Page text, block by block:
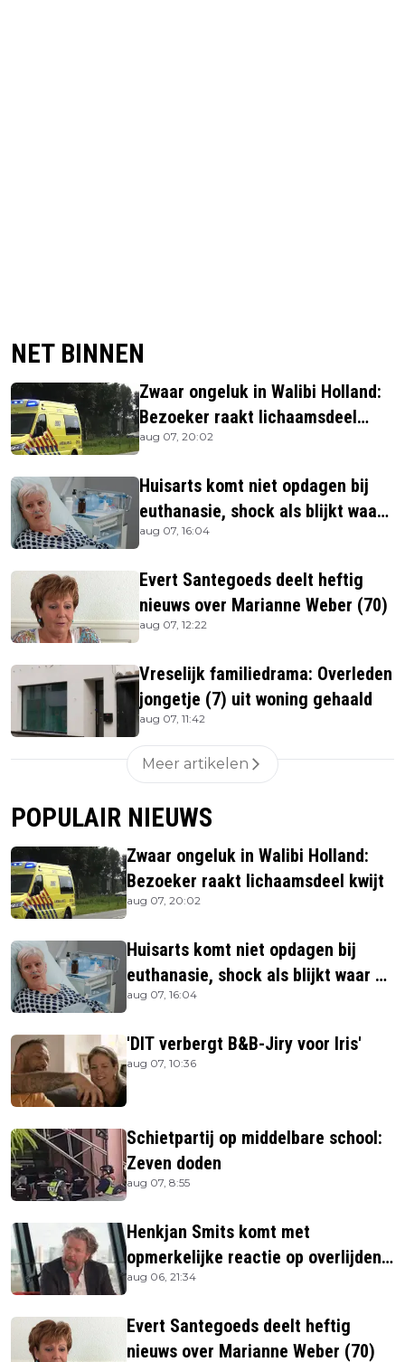
NET BINNEN
Zwaar ongeluk in Walibi Holland:
Bezoeker raakt lichaamsdeel
kwijt
aug 07, 20:02
Huisarts komt niet opdagen bij
euthanasie, shock als blijkt waar
ze is
aug 07, 16:04
Evert Santegoeds deelt heftig
nieuws over Marianne Weber (70)
aug 07, 12:22
Vreselijk familiedrama: Overleden
jongetje (7) uit woning gehaald
aug 07, 11:42
Meer artikelen
POPULAIR NIEUWS
Zwaar ongeluk in Walibi Holland:
Bezoeker raakt lichaamsdeel kwijt
aug 07, 20:02
Huisarts komt niet opdagen bij
euthanasie, shock als blijkt waar ze
is
aug 07, 16:04
'DIT verbergt B&B-Jiry voor Iris'
aug 07, 10:36
Schietpartij op middelbare school:
Zeven doden
aug 07, 8:55
Henkjan Smits komt met
opmerkelijke reactie op overlijden
Jerney Kaagman
aug 06, 21:34
Evert Santegoeds deelt heftig
nieuws over Marianne Weber (70)